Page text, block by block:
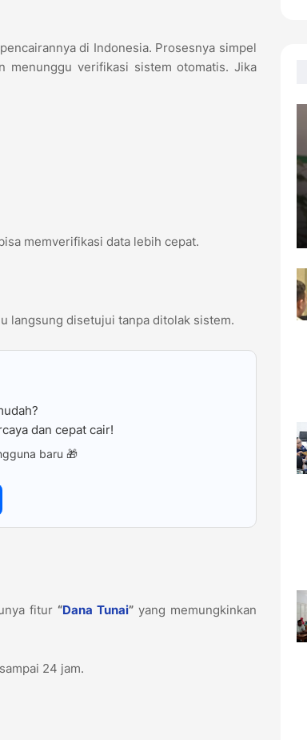
di Indonesia. Prosesnya simpel
menunggu verifikasi sistem otomatis. Jika
memverifikasi data lebih cepat.
langsung disetujui tanpa ditolak sistem.
dan cepat cair!
baru 🎁
fitur “Dana Tunai”yang memungkinkan
24 jam.